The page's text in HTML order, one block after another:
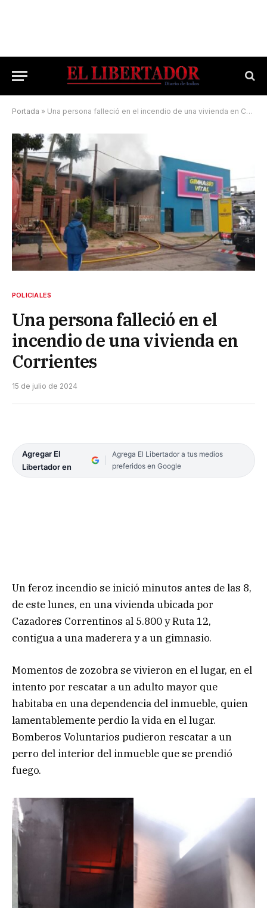
Portada » Una persona falleció en el incendio de una vivienda en Corrientes
POLICIALES
Una persona falleció en el
incendio de una vivienda en
Corrientes
15 de julio de 2024
Agregar El
Libertador en
Agrega El Libertador a tus medios
preferidos en Google
Un feroz incendio se inició minutos antes de las 8,
de este lunes, en una vivienda ubicada por
Cazadores Correntinos al 5.800 y Ruta 12,
contigua a una maderera y a un gimnasio.
Momentos de zozobra se vivieron en el lugar, en el
intento por rescatar a un adulto mayor que
habitaba en una dependencia del inmueble, quien
lamentablemente perdio la vida en el lugar.
Bomberos Voluntarios pudieron rescatar a un
perro del interior del inmueble que se prendió
fuego.